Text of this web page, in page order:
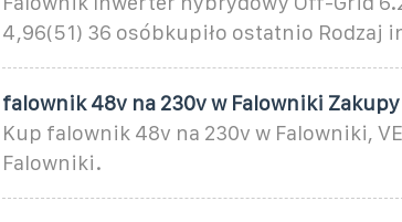
4,96(51) 36 osóbkupiło ostatnio
falownik 48v na 230v w Falowniki Zakupy
Kup falownik 48v na 230v w Falowniki,
Falowniki.